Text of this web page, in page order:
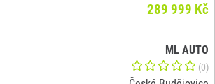
289 999 Kč
ML AUTO
(0)